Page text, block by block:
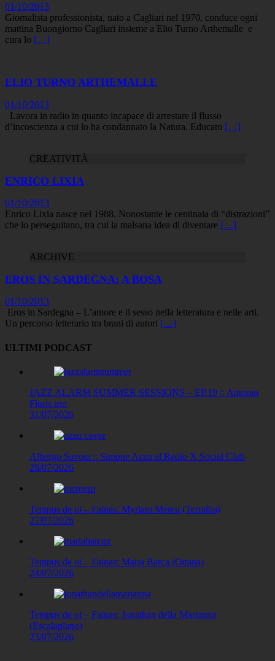
01/10/2013
Giornalista professionista, nato a Cagliari nel 1970, conduce ogni
mattina Buongiorno Cagliari insieme a Elio Turno Arthemalle e
cura lo […]
ELIO TURNO ARTHEMALLE
01/10/2013
Lavora in radio in quanto incapace di arrestare il flusso
d’incoscienza a cui lo ha condannato la Natura. Educato […]
CREATIVITÀ
ENRICO LIXIA
01/10/2013
Enrico Lixia nasce nel 1988. Nonostante le centinaia di “distrazioni”
che lo perseguitano, tra cui la malsana idea di diventare […]
ARCHIVE
EROS IN SARDEGNA: A BOSA
01/10/2013
Eros in Sardegna – L’amore e il sesso nella letteratura e nelle arti.
Un percorso letterario tra brani di autori […]
ULTIMI PODCAST
JAZZ ALARM SUMMER SESSIONS – EP.19 :: Antonio
Floris trio
31/07/2026
Albergo Savoia :: Simone Azzu al Radio X Social Club
28/07/2026
Tempus de oi – Fainas: Myriam Mereu (Terralba)
27/07/2026
Tempus de oi – Fainas: Maria Barca (Ottana)
24/07/2026
Tempus de oi – Fainas: Jonathan della Marianna
(Escalaplano)
23/07/2026